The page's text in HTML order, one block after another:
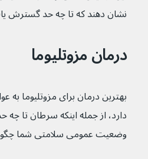
نشان دهند که تا چه حد گسترش
درمان مزوتلیوما
بهترین درمان برای مزوتلیوما
دارد، از جمله اینکه سرطان تا
وضعیت عمومی سلامتی شما